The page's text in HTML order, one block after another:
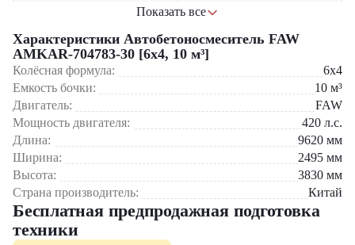
Надежная конструкция
качественные
комплектующие
Комфортная кабина
эргономичное рабочее место
водителя
Доступность обслуживания
распространенность
запчастей и узлов
Сферы применения:
В городском строительстве – возведение жилых комплексов
При ремонте дорог – поставка бетона для покрытий
В промышленном строительстве – сооружение цехов и складов
Для частного строительства – коттеджные поселки
Приобрести автобетоносмеситель FAW AMKAR-704783-30 [6x4,
10 м³] вы можете в компании "ЦТО" – официальном дилере
спецтехники. Наши преимущества:
Поставка новых машин
Полный пакет документов и регистрация
Гарантия 1 год на технику
Показать все
Характеристики Автобетоносмеситель FAW
AMKAR-704783-30 [6x4, 10 м³]
Колёсная формула:
6x4
Емкость бочки:
10 м³
Двигатель:
FAW
Мощность двигателя:
420 л.с.
Длина:
9620 мм
Ширина:
2495 мм
Высота:
3830 мм
Страна производитель:
Китай
Бесплатная предпродажная подготовка
техники